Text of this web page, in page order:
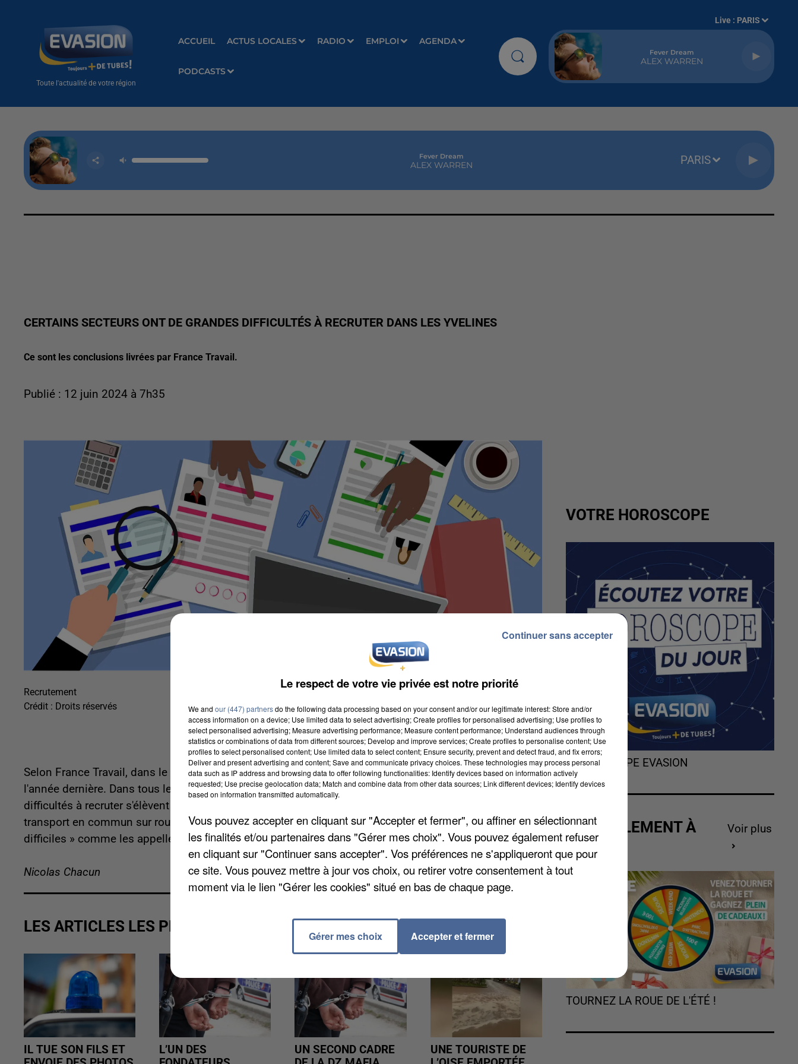
Toute l'actualité de votre région
ACCUEIL ACTUS LOCALES RADIO EMPLOI AGENDA
PODCASTS
Live : PARIS
Fever Dream
ALEX WARREN
Fever Dream
ALEX WARREN PARIS
CERTAINS SECTEURS ONT DE GRANDES DIFFICULTÉS À RECRUTER DANS LES YVELINES
Ce sont les conclusions livrées par France Travail.
Publié : 12 juin 2024 à 7h35
Recrutement
Crédit : Droits réservés
Selon France Travail, dans le pays, plus de 57% des recrutements sont jugés « difficiles » contre 61%
l'année dernière. Dans tous les départements, on compte ainsi plusieurs professions dont les
difficultés à recruter s'élèvent à 100%. Dans les Yvelines donc, c'est le cas des conducteurs de
transport en commun sur route, des dentistes ou encore des artisans. Enfin, la part de « projets
difficiles » comme les appelle France Travail s'élève à plus de 61%.
Nicolas Chacun
LES ARTICLES LES PLUS VUS
IL TUE SON FILS ET
L’UN DES
UN SECOND CADRE
UNE TOURISTE DE
VOTRE HOROSCOPE
L'HOROSCOPE EVASION
ACTUELLEMENT À
GAGNER
Voir plus
TOURNEZ LA ROUE DE L'ÉTÉ !
Le respect de votre vie privée est notre priorité
We and our (447) partnersdo the following data processing based on your consent and/or our legitimate interest: Store and/or
access information on a device; Use limited data to select advertising; Create profiles for personalised advertising; Use profiles to
select personalised advertising; Measure advertising performance; Measure content performance; Understand audiences through
statistics or combinations of data from different sources; Develop and improve services; Create profiles to personalise content; Use
profiles to select personalised content; Use limited data to select content; Ensure security, prevent and detect fraud, and fix errors;
Deliver and present advertising and content; Save and communicate privacy choices. These technologies may process personal
data such as IP address and browsing data to offer following functionalities: Identify devices based on information actively
requested; Use precise geolocation data; Match and combine data from other data sources; Link different devices; Identify devices
based on information transmitted automatically.
Vous pouvez accepter en cliquant sur "Accepter et fermer", ou affiner en sélectionnant
les finalités et/ou partenaires dans "Gérer mes choix". Vous pouvez également refuser
en cliquant sur "Continuer sans accepter". Vos préférences ne s'appliqueront que pour
ce site. Vous pouvez mettre à jour vos choix, ou retirer votre consentement à tout
moment via le lien "Gérer les cookies" situé en bas de chaque page.
Gérer mes choix Accepter et fermer
Continuer sans accepter